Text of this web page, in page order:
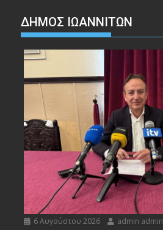
ΔΗΜΟΣ ΙΩΑΝΝΙΤΩΝ
6 Αυγούστου 2026 admin admin